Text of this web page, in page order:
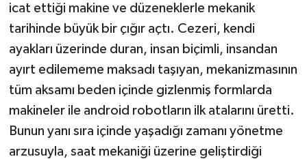
icat ettiği makine ve düzeneklerle mekanik
tarihinde büyük bir çığır açtı. Cezeri, kendi
ayakları üzerinde duran, insan biçimli, insandan
ayırt edilememe maksadı taşıyan, mekanizmasının
tüm aksamı beden içinde gizlenmiş formlarda
makineler ile android robotların ilk atalarını üretti.
Bunun yanı sıra içinde yaşadığı zamanı yönetme
arzusuyla, saat mekaniği üzerine geliştirdiği